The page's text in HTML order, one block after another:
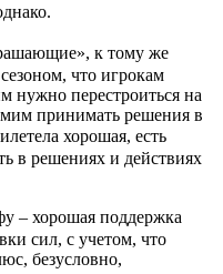
к тому же
что игрокам
нужно перестроиться на
принимать решения в
хорошая, есть
в решениях и действиях
– хорошая поддержка
сил, с учетом, что
безусловно,